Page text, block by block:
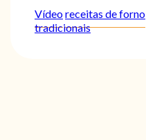
Vídeoreceitas de forno
tradicionais